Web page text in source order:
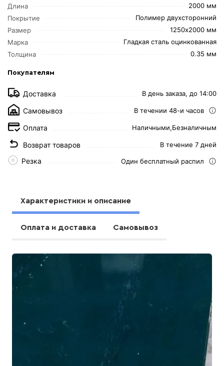
Длина
2000 мм
Покрытие
Полимер двухсторонний
Размер
1250х2000 мм
Марка
Гладкая сталь оцинкованная
Толщина
0.35 мм
Покупателям
Доставка В день заказа, до 14:00
Самовывоз В течении 48-и часов
Оплата Наличными,Безналичным
Возврат товаров В течение 7 дней
Резка Один бесплатный распил
Характеристики и описание
Оплата и доставка Самовывоз